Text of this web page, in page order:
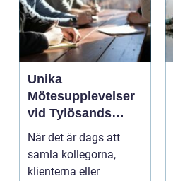
Unika
Mötesupplevelser
vid Tylösands
Stränder
När det är dags att
samla kollegorna,
klienterna eller